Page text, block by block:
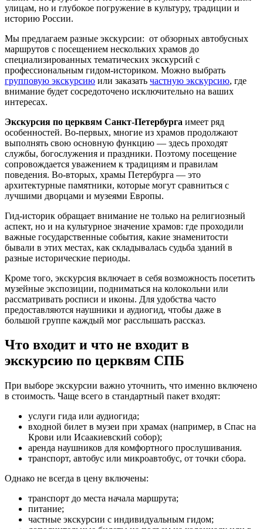
улицам, но и глубокое погружение в культуру, традиции и
историю России.
Мы предлагаем разные экскурсии: от обзорных автобусных
маршрутов с посещением нескольких храмов до
специализированных тематических экскурсий с
профессиональным гидом-историком. Можно выбрать
групповую экскурсию или заказать частную экскурсию, где
внимание будет сосредоточено исключительно на ваших
интересах.
Экскурсия по церквям Санкт-Петербурга имеет ряд
особенностей. Во-первых, многие из храмов продолжают
выполнять свою основную функцию — здесь проходят
службы, богослужения и праздники. Поэтому посещение
сопровождается уважением к традициям и правилам
поведения. Во-вторых, храмы Петербурга — это
архитектурные памятники, которые могут сравниться с
лучшими дворцами и музеями Европы.
Гид-историк обращает внимание не только на религиозный
аспект, но и на культурное значение храмов: где проходили
важные государственные события, какие знаменитости
бывали в этих местах, как складывалась судьба зданий в
разные исторические периоды.
Кроме того, экскурсия включает в себя возможность посетить
музейные экспозиции, подниматься на колокольни или
рассматривать росписи и иконы. Для удобства часто
предоставляются наушники и аудиогид, чтобы даже в
большой группе каждый мог расслышать рассказ.
Что входит и что не входит в
экскурсию по церквям СПБ
При выборе экскурсии важно уточнить, что именно включено
в стоимость. Чаще всего в стандартный пакет входят:
услуги гида или аудиогида;
входной билет в музеи при храмах (например, в Спас на
Крови или Исаакиевский собор);
аренда наушников для комфортного прослушивания.
транспорт, автобус или микроавтобус, от точки сбора.
Однако не всегда в цену включены:
транспорт до места начала маршрута;
питание;
частные экскурсии с индивидуальным гидом;